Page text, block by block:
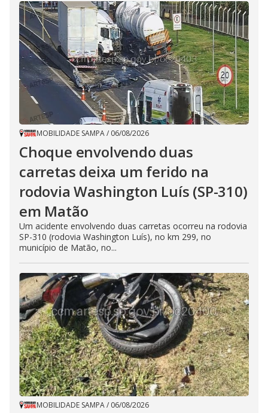
MOBILIDADE SAMPA/ 06/08/2026
Choque envolvendo duas
carretas deixa um ferido na
rodovia Washington Luís (SP-310)
em Matão
Um acidente envolvendo duas carretas ocorreu na rodovia
SP-310 (rodovia Washington Luís), no km 299, no
município de Matão, no...
MOBILIDADE SAMPA/ 06/08/2026